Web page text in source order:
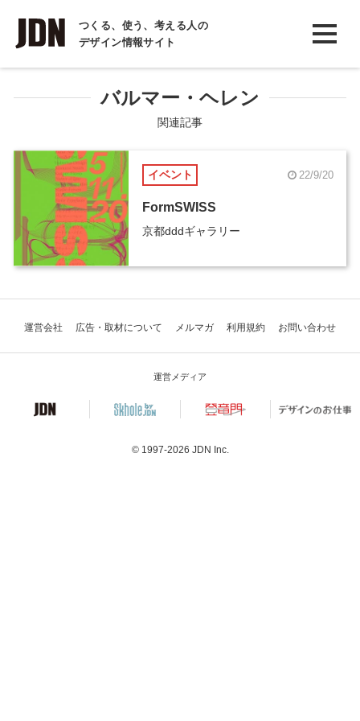
つくる、使う、考える人の
デザイン情報サイト
INTERVIEW
インタビュー
REPORT
COLUMN
コラム
バルマー・ヘレン
関連記事
イベント 22/9/20
FormSWISS
京都dddギャラリー
運営会社 広告・取材について メルマガ 利用規約 お問い合わせ
運営メディア
© 1997-2026 JDN Inc.